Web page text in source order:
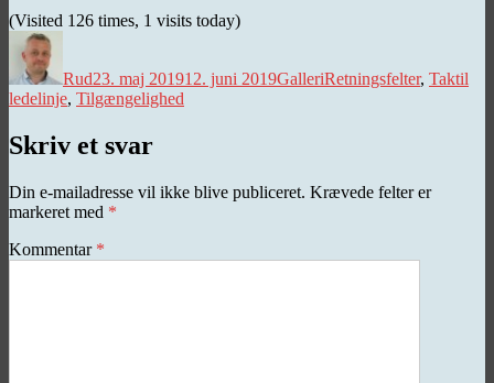
(Visited 126 times, 1 visits today)
Rud23. maj 201912. juni 2019GalleriRetningsfelter, Taktil
ledelinje, Tilgængelighed
Skriv et svar
Din e-mailadresse vil ikke blive publiceret. Krævede felter er
markeret med *
Kommentar *